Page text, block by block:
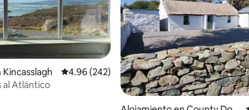
Calificación promedio: 4.96 de 5, 242
4.96 (242)
al Atlántico